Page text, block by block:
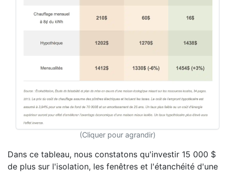
(Cliquer pour agrandir)
Dans ce tableau, nous constatons qu'investir 15 000 $
de plus sur l'isolation, les fenêtres et l'étanchéité d'une